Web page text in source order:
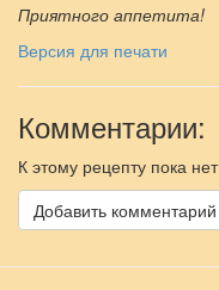
Приятного аппетита!
Версия для печати
Комментарии:
К этому рецепту пока
Добавить комментарий